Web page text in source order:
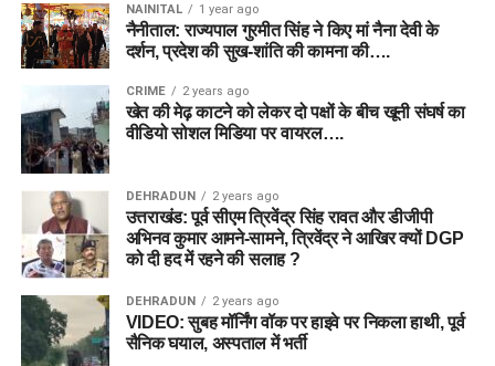
NAINITAL 1 year ago
नैनीताल: राज्यपाल गुरमीत सिंह ने किए मां नैना देवी के
दर्शन, प्रदेश की सुख-शांति की कामना की….
CRIME 2 years ago
खेत की मेढ़ काटने को लेकर दो पक्षों के बीच खूनी संघर्ष का
वीडियो सोशल मिडिया पर वायरल….
DEHRADUN 2 years ago
उत्तराखंड: पूर्व सीएम त्रिवेंद्र सिंह रावत और डीजीपी
अभिनव कुमार आमने-सामने, त्रिवेंद्र ने आखिर क्यों DGP
को दी हद में रहने की सलाह ?
DEHRADUN 2 years ago
VIDEO: सुबह मॉर्निंग वॉक पर हाइवे पर निकला हाथी, पूर्व
सैनिक घयाल, अस्पताल में भर्ती